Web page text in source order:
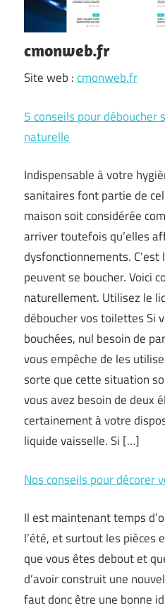
cmonweb.fr
Site web :cmonweb.fr
5 conseils pour
naturelle
Indispensable à votre
sanitaires font partie de
maison soit considérée
arriver toutefois qu’elles
dysfonctionnements.
peuvent se boucher. Voici
naturellement. Utilisez le
déboucher vos toilettes Si
bouchées, nul besoin de
vous empêche de les
sorte que cette situation
vous avez besoin de deux
certainement à votre
liquide vaisselle. Si […]
Nos conseils pour décorer
Il est maintenant temps
l’été, et surtout les pièces
que vous êtes debout et
d’avoir construit une
faut donc être une bonne